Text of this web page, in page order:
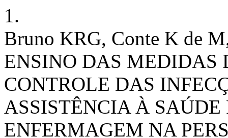
1.
Bruno KRG, Conte K de
ENSINO DAS MEDIDAS
CONTROLE DAS
ASSISTÊNCIA À
ENFERMAGEM NA